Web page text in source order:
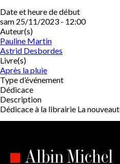
Date et heure de début
sam 25/11/2023 - 12:00
Auteur(s)
Pauline Martin
Astrid Desbordes
Livre(s)
Après la pluie
Type d’événement
Dédicace
Description
Dédicace à la librairie La